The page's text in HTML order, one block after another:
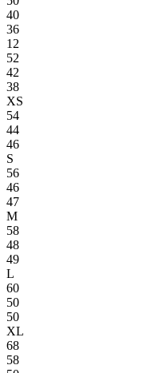
40
36
12
52
42
38
XS
54
44
46
S
56
46
47
M
58
48
49
L
60
50
50
XL
68
58